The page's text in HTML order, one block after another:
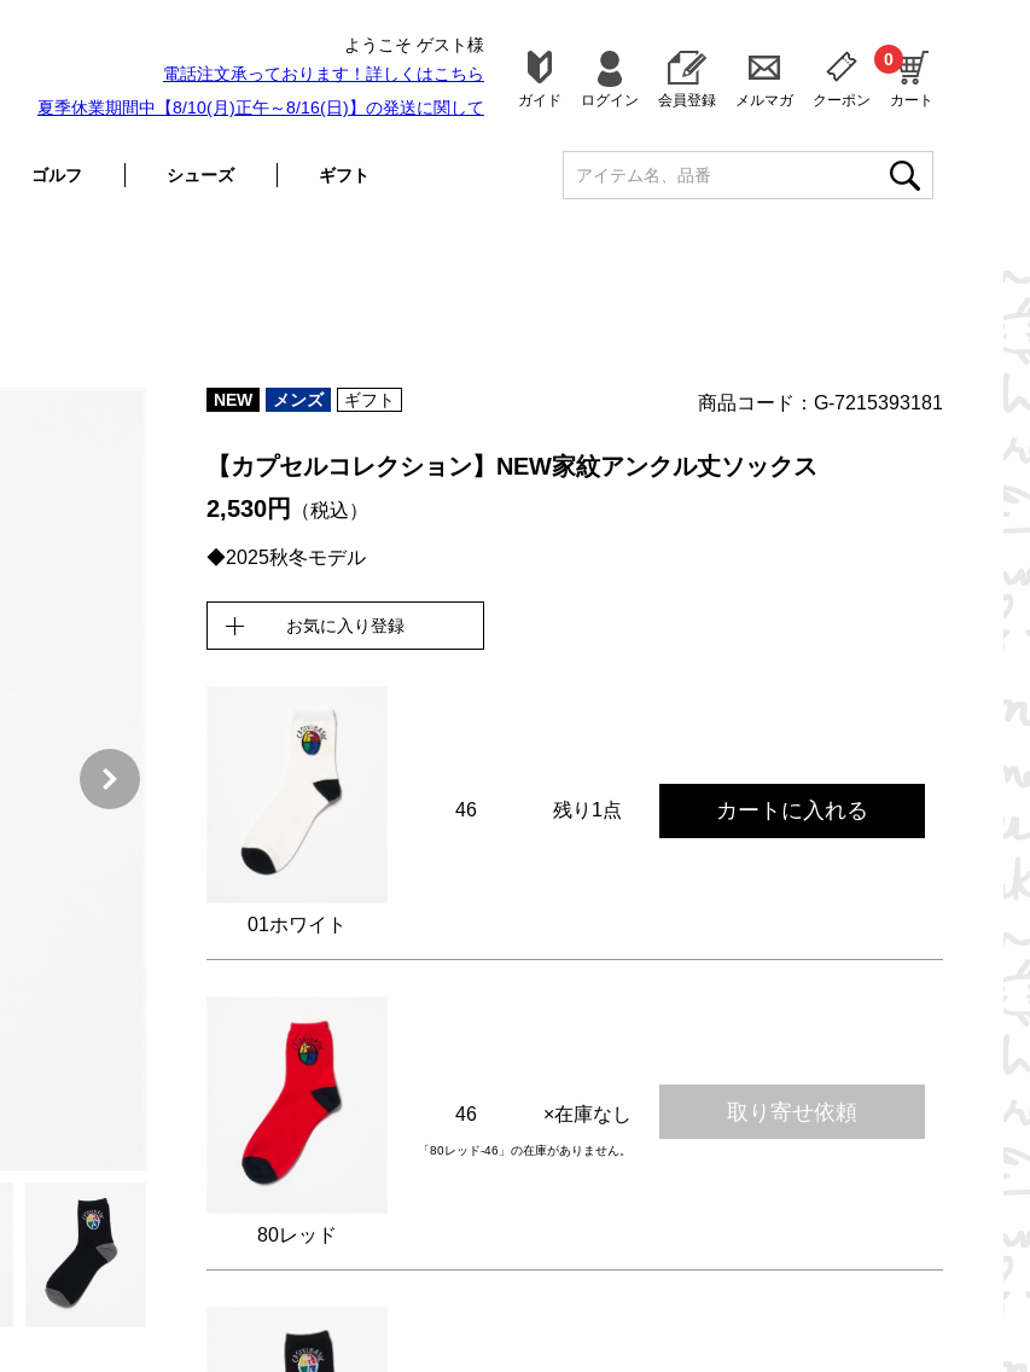
ようこそ ゲスト様
電話注文承っております！詳しくはこちら
夏季休業期間中【8/10(月)正午～8/16(日)】の発送に関して
ガイド ログイン 会員登録 メルマガ クーポン カート
0
ゴルフ シューズ ギフト
NEW メンズ ギフト 商品コード：G-7215393181
【カプセルコレクション】NEW家紋アンクル丈ソックス
2,530円
（税込）
◆2025秋冬モデル
お気に入り登録
01ホワイト
46 残り1点 カートに入れる
80レッド
46 ×在庫なし 取り寄せ依頼
「80レッド-46」の在庫がありません。